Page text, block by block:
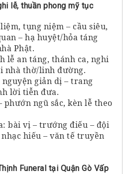
lễ, thuần phong mỹ tục
tụng niệm – cầu siêu,
– hạ huyệt/hỏa táng
Phật.
lễ an táng, thánh ca, nghi
nhà thờ/linh đường.
giản dị – trang
lời tiễn đưa.
phướn ngũ sắc, kèn lễ theo
bài vị – trướng điếu – đội
hiếu – văn tế truyền
Funeral tại Quận Gò Vấp